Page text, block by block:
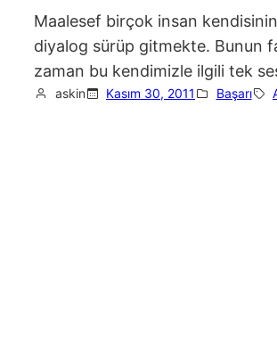
Maalesef birçok insan
diyalog sürüp gitmekte. Bunun
zaman bu kendimizle ilgili tek
askin Kasım 30, 2011 Başarı